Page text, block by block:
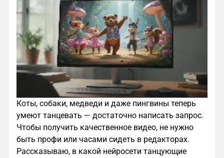
Коты, собаки, медведи и даже пингвины теперь
умеют танцевать — достаточно написать запрос.
Чтобы получить качественное видео, не нужно
быть профи или часами сидеть в редакторах.
Рассказываю, в какой нейросети танцующие